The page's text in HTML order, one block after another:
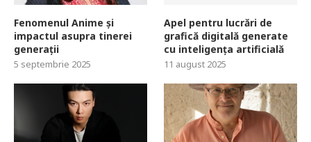
Fenomenul Anime și
impactul asupra tinerei
generații
5 septembrie 2025
Apel pentru lucrări de
grafică digitală generate
cu inteligența artificială
11 august 2025